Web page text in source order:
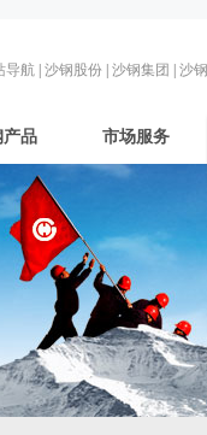
导航 沙钢股份 沙钢集团 沙
产品 市场服务